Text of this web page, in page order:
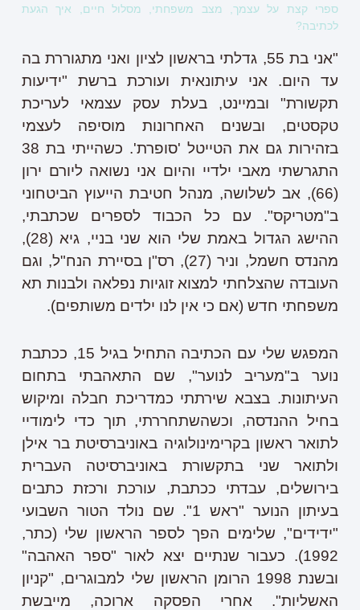
ספרי קצת על עצמך, מצב משפחתי, מסלול חיים, איך הגעת
לכתיבה?
"אני בת 55, גדלתי בראשון לציון ואני מתגוררת בה
עד היום. אני עיתונאית ועורכת ברשת "ידיעות
תקשורת" ובמיינט, בעלת עסק עצמאי לעריכת
טקסטים, ובשנים האחרונות מוסיפה לעצמי
בזהירות גם את הטייטל 'סופרת'. כשהייתי בת 38
התגרשתי מאבי ילדיי והיום אני נשואה ליורם ירון
(66), אב לשלושה, מנהל חטיבת הייעוץ הביטחוני
ב"מטריקס". עם כל הכבוד לספרים שכתבתי,
ההישג הגדול באמת שלי הוא שני בניי, גיא (28),
מהנדס חשמל, וניר (27), רס"ן בסיירת הנח"ל, וגם
העובדה שהצלחתי למצוא זוגיות נפלאה ולבנות תא
משפחתי חדש (אם כי אין לנו ילדים משותפים).
המפגש שלי עם הכתיבה התחיל בגיל 15, ככתבת
נוער ב"מעריב לנוער", שם התאהבתי בתחום
העיתונות. בצבא שירתתי כמדריכת חבלה ומיקוש
בחיל ההנדסה, וכשהשתחררתי, תוך כדי לימודיי
לתואר ראשון בקרימינולוגיה באוניברסיטת בר אילן
ולתואר שני בתקשורת באוניברסיטה העברית
בירושלים, עבדתי ככתבת, עורכת ורכזת כתבים
בעיתון הנוער "ראש 1". שם נולד הטור השבועי
"ידידים", שלימים הפך לספר הראשון שלי (כתר,
1992). כעבור שנתיים יצא לאור "ספר האהבה"
ובשנת 1998 הרומן הראשון שלי למבוגרים, "קניון
האשליות". אחרי הפסקה ארוכה, מייבשת